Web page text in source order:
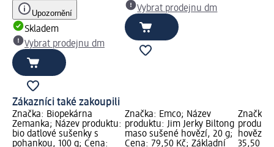
Upozornění
Skladem
Vybrat prodejnu dm
Vybrat prodejnu dm
Zákazníci také zakoupili
Značka: Biopekárna
Zemanka; Název produktu:
bio datlové sušenky s
pohankou, 100 g; Cena:
Značka: Emco; Název
produktu: Jim Jerky Biltong
maso sušené hovězí, 20 g;
Cena: 79,50 Kč; Základní
Značka:
hovězí,
35,50